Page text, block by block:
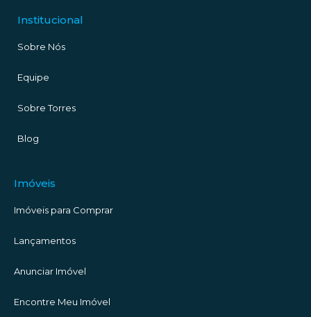
Institucional
Sobre Nós
Equipe
Sobre Torres
Blog
Imóveis
Imóveis para Comprar
Lançamentos
Anunciar Imóvel
Encontre Meu Imóvel